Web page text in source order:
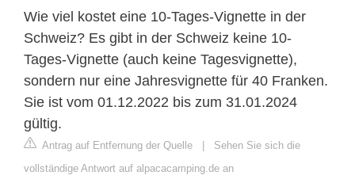
Wie viel kostet eine 10-Tages-Vignette in der
Schweiz? Es gibt in der Schweiz keine 10-
Tages-Vignette (auch keine Tagesvignette),
sondern nur eine Jahresvignette für 40 Franken.
Sie ist vom 01.12.2022 bis zum 31.01.2024
gültig.
Antrag auf Entfernung der Quelle | Sehen Sie sich die
vollständige Antwort auf alpacacamping.de an